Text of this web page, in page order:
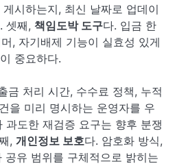
시하는지, 최신 날짜로 업데이
셋째, 책임도박 도구다. 입금 한
, 자기배제 기능이 실효성 있게
중요하다.
금 처리 시간, 수수료 정책, 누적
을 미리 명시하는 운영자를 우
과도한 재검증 요구는 향후 분쟁
, 개인정보 보호다. 암호화 방식,
유 범위를 구체적으로 밝히는